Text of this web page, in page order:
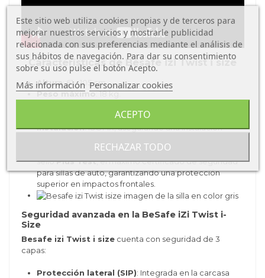
Características de Besafe izi Twist i size
Altura: 61 - 105 cm.
Peso máximo: 18 kg.
aproximadamente 4 años.
Instalación: ISOFIX, asegurando una instalación
: Exclusivamente a contramarcha con
selloPlus Test, el máximo certificado de seguridad
para sillas de auto, garantizando una protección
superior en impactos frontales.
Seguridad avanzada en la BeSafe iZi Twist i-
Size
Besafe izi Twist i sizecuenta con seguridad de 3
capas:
Protección lateral (SIP): Integrada en la carcasa
Este sitio web utiliza cookies propias y de terceros para
mejorar nuestros servicios y mostrarle publicidad
relacionada con sus preferencias mediante el análisis de
sus hábitos de navegación. Para dar su consentimiento
sobre su uso pulse el botón Acepto.
Más información Personalizar cookies
RECHAZAR TODO
ACEPTO